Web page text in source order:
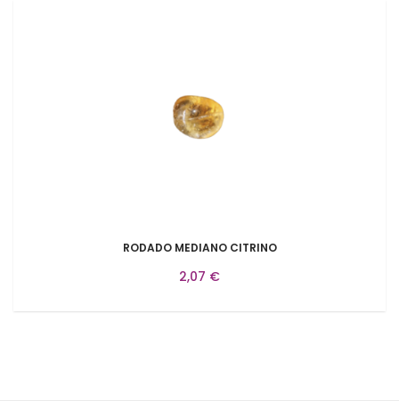
RODADO MEDIANO CITRINO
2,07 €